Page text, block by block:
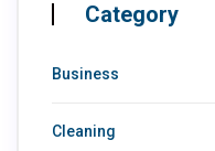
Category
Business
Cleaning